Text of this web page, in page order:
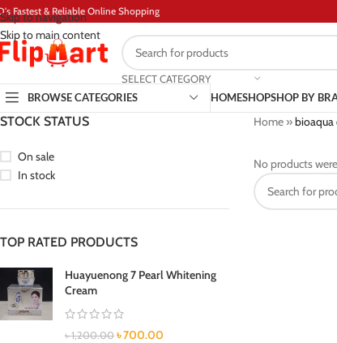
Skip to navigation
Skip to main content
Fastest & Reliable Online Shopping
SELECT CATEGORY
BROWSE CATEGORIES
HOMESHOPSHOP BY
STOCK STATUS
On sale
In stock
TOP RATED PRODUCTS
Huayuenong 7 Pearl Whitening
Cream
৳1,200.00 ৳700.00
Home»bioaqua
No products